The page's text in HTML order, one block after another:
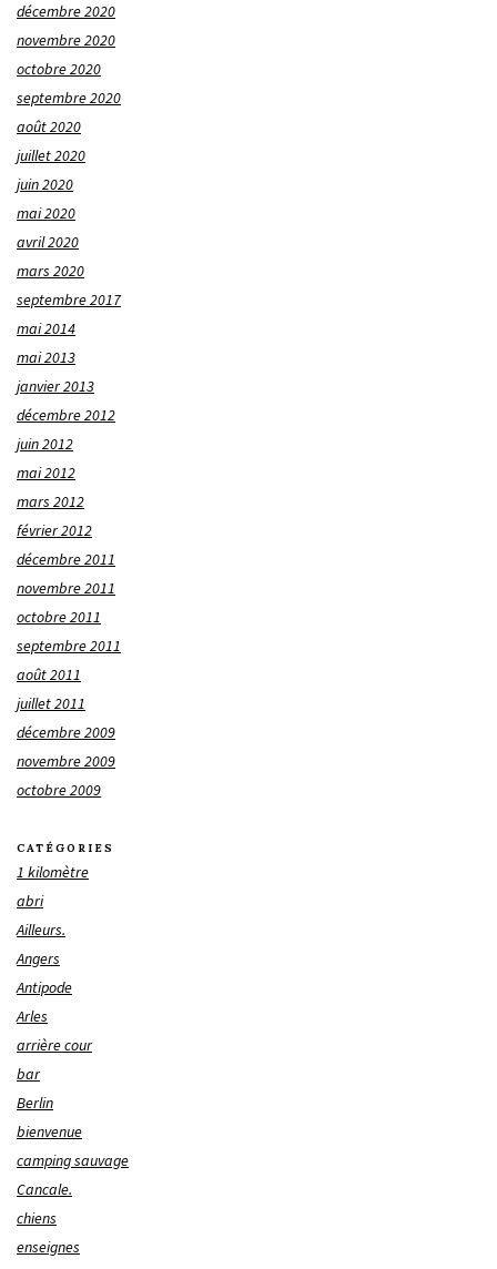
décembre 2020
novembre 2020
octobre 2020
septembre 2020
août 2020
juillet 2020
juin 2020
mai 2020
avril 2020
mars 2020
septembre 2017
mai 2014
mai 2013
janvier 2013
décembre 2012
juin 2012
mai 2012
mars 2012
février 2012
décembre 2011
novembre 2011
octobre 2011
septembre 2011
août 2011
juillet 2011
décembre 2009
novembre 2009
octobre 2009
CATÉGORIES
1 kilomètre
abri
Ailleurs.
Angers
Antipode
Arles
arrière cour
bar
Berlin
bienvenue
camping sauvage
Cancale.
chiens
enseignes